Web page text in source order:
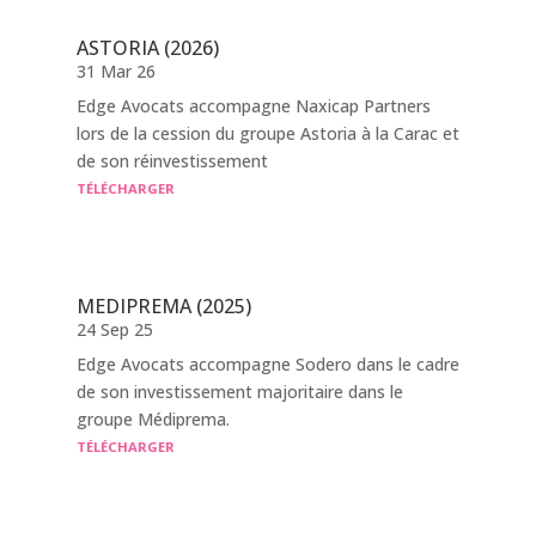
ASTORIA (2026)
31 Mar 26
Edge Avocats accompagne Naxicap Partners
lors de la cession du groupe Astoria à la Carac et
de son réinvestissement
TÉLÉCHARGER
MEDIPREMA (2025)
24 Sep 25
Edge Avocats accompagne Sodero dans le cadre
de son investissement majoritaire dans le
groupe Médiprema.
TÉLÉCHARGER